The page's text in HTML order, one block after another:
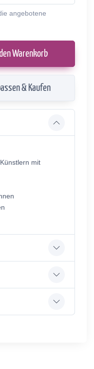
angebotene
Warenkorb
& Kaufen
mit